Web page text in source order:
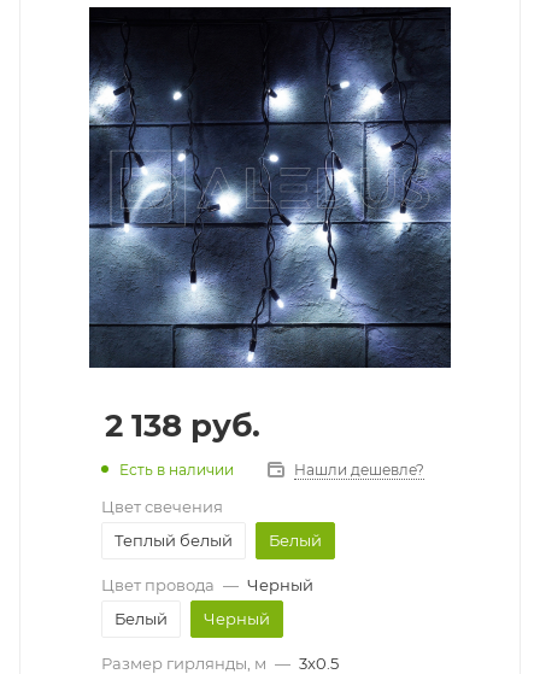
2 138 руб.
Есть в наличии Нашли дешевле?
Цвет свечения
Теплый белый
Белый
Цвет провода — Черный
Белый
Черный
Размер гирлянды, м — 3x0.5